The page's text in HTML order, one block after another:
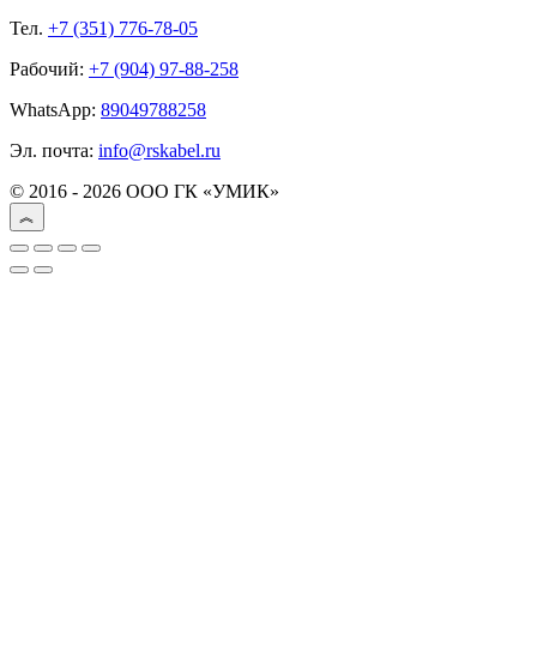
Тел. +7 (351) 776-78-05
Рабочий: +7 (904) 97-88-258
WhatsApp: 89049788258
Эл. почта: info@rskabel.ru
© 2016 - 2026 ООО ГК «УМИК»